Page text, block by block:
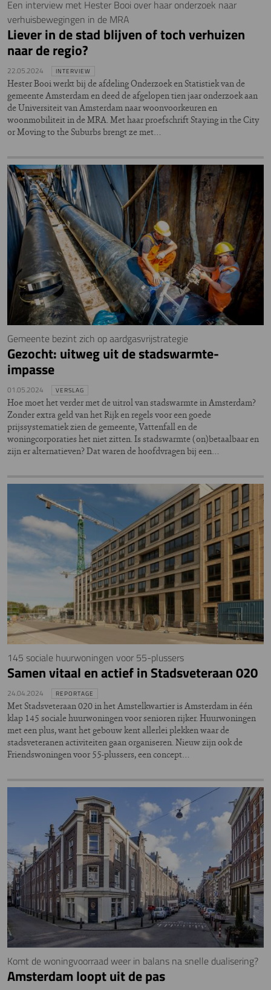
Een interview met Hester Booi over haar onderzoek naar
verhuisbewegingen in de MRA
Liever in de stad blijven of toch verhuizen
naar de regio?
22.05.2024 INTERVIEW
Hester Booi werkt bij de afdeling Onderzoek en Statistiek van de
gemeente Amsterdam en deed de afgelopen tien jaar onderzoek aan
de Universiteit van Amsterdam naar woonvoorkeuren en
woonmobiliteit in de MRA. Met haar proefschrift Staying in the City
or Moving to the Suburbs brengt ze met…
Gemeente bezint zich op aardgasvrijstrategie
Gezocht: uitweg uit de stadswarmte-
impasse
01.05.2024 VERSLAG
Hoe moet het verder met de uitrol van stadswarmte in Amsterdam?
Zonder extra geld van het Rijk en regels voor een goede
prijssystematiek zien de gemeente, Vattenfall en de
woningcorporaties het niet zitten. Is stadswarmte (on)betaalbaar en
zijn er alternatieven? Dat waren de hoofdvragen bij een…
145 sociale huurwoningen voor 55-plussers
Samen vitaal en actief in Stadsveteraan 020
24.04.2024 REPORTAGE
Met Stadsveteraan 020 in het Amstelkwartier is Amsterdam in één
klap 145 sociale huurwoningen voor senioren rijker. Huurwoningen
met een plus, want het gebouw kent allerlei plekken waar de
stadsveteranen activiteiten gaan organiseren. Nieuw zijn ook de
Friendswoningen voor 55-plussers, een concept…
Komt de woningvoorraad weer in balans na snelle dualisering?
Amsterdam loopt uit de pas